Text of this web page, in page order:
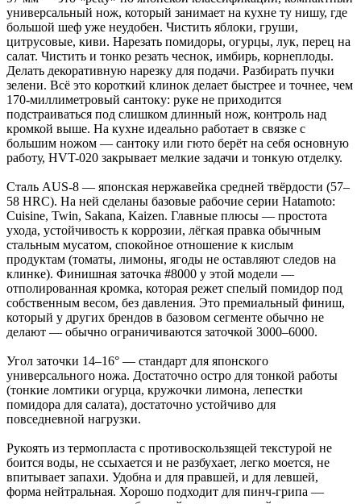
универсальный нож, который занимает на кухне ту нишу, где
большой шеф уже неудобен. Чистить яблоки, груши,
цитрусовые, киви. Нарезать помидоры, огурцы, лук, перец на
салат. Чистить и тонко резать чеснок, имбирь, корнеплоды.
Делать декоративную нарезку для подачи. Разбирать пучки
зелени. Всё это короткий клинок делает быстрее и точнее, чем
170-миллиметровый сантоку: руке не приходится
подстраиваться под слишком длинный нож, контроль над
кромкой выше. На кухне идеально работает в связке с
большим ножом — сантоку или гюто берёт на себя основную
работу, HVT-020 закрывает мелкие задачи и тонкую отделку.
Сталь AUS-8 — японская нержавейка средней твёрдости (57–
58 HRC). На ней сделаны базовые рабочие серии Hatamoto:
Cuisine, Twin, Sakana, Kaizen. Главные плюсы — простота
ухода, устойчивость к коррозии, лёгкая правка обычным
стальным мусатом, спокойное отношение к кислым
продуктам (томаты, лимоны, ягоды не оставляют следов на
клинке). Финишная заточка #8000 у этой модели —
отполированная кромка, которая режет спелый помидор под
собственным весом, без давления. Это премиальный финиш,
который у других брендов в базовом сегменте обычно не
делают — обычно ограничиваются заточкой 3000–6000.
Угол заточки 14–16° — стандарт для японского
универсального ножа. Достаточно остро для тонкой работы
(тонкие ломтики огурца, кружочки лимона, лепестки
помидора для салата), достаточно устойчиво для
повседневной нагрузки.
Рукоять из термопласта с противоскользящей текстурой не
боится воды, не ссыхается и не разбухает, легко моется, не
впитывает запахи. Удобна и для правшей, и для левшей,
форма нейтральная. Хорошо подходит для пинч-грипа —